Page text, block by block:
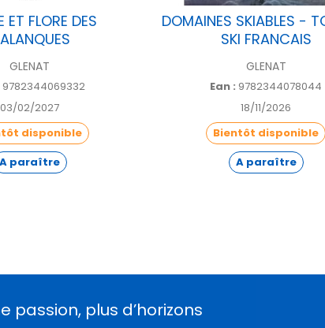
ET FLORE DES
GLENAT
9782344069332
03/02/2027
disponible
A paraître
DOMAINES SKIABLES -
SKI FRANCAIS
GLENAT
Ean : 9782344078044
18/11/2026
Bientôt disponible
A paraître
passion, plus d’horizons